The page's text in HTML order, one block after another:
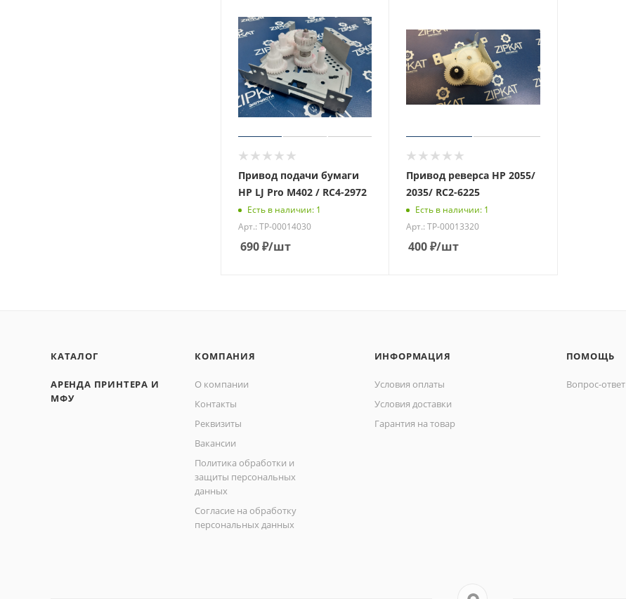
Привод подачи бумаги
HP LJ Pro M402 / RC4-2972
Есть в наличии: 1
Арт.: ТР-00014030
690₽/шт
Привод реверса HP 2055/
2035/ RC2-6225
Есть в наличии: 1
Арт.: ТР-00013320
400₽/шт
КАТАЛОГ
АРЕНДА ПРИНТЕРА И
МФУ
КОМПАНИЯ
О компании
Контакты
Реквизиты
Вакансии
Политика обработки и
защиты персональных
данных
Согласие на обработку
персональных данных
ИНФОРМАЦИЯ
Условия оплаты
Условия доставки
Гарантия на товар
ПОМОЩЬ
Вопрос-ответ